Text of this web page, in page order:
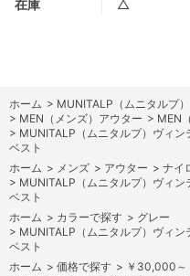
在庫
△
ホーム > MUNITALP（ムニタルプ）
> MEN（メンズ）アウター > MEN
> MUNITALP（ムニタルプ）ヴィン
ベスト
ホーム > メンズ > アウター > ナイ
> MUNITALP（ムニタルプ）ヴィン
ベスト
ホーム > カラーで探す > グレー
> MUNITALP（ムニタルプ）ヴィン
ベスト
ホーム > 価格で探す > ￥30,000～